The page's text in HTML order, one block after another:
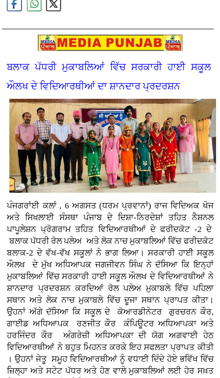
ਬਲਾਕ ਪੱਧਰੀ ਮੁਕਾਬਲਿਆਂ ਵਿੱਚ ਸਰਕਾਰੀ ਹਾਈ ਸਕੂਲ
ਔਲਖ ਦੇ ਵਿਦਿਆਰਥੀਆਂ ਦਾ ਸ਼ਾਨਦਾਰ ਪ੍ਰਦਰਸ਼ਨ
ਪੰਜਗਰਾਂਈ ਕਲਾਂ , 6 ਅਗਸਤ (ਧਰਮ ਪ੍ਰਵਾਨਾਂ) ਰਾਜ ਵਿਦਿਅਕ ਖੋਜ
ਅਤੇ ਸਿਖਲਾਈ ਸੰਸਥਾ ਪੰਜਾਬ ਦੇ ਦਿਸ਼ਾ-ਨਿਰਦੇਸ਼ਾਂ ਤਹਿਤ ਨੈਸ਼ਨਲ
ਪਾਪੂਲੇਸ਼ਨ ਪ੍ਰੋਗਰਾਮ ਤਹਿਤ ਵਿਦਿਆਰਥੀਆਂ ਦੇ ਫਰੀਦਕੋਟ -2 ਦੇ
ਬਲਾਕ ਪੱਧਰੀ ਰੋਲ ਪਲੇਅ ਅਤੇ ਲੋਕ ਨਾਚ ਮੁਕਾਬਲਿਆਂ ਵਿੱਚ ਫਰੀਦਕੋਟ
ਬਲਾਕ-2 ਦੇ ਵੱਖ-ਵੱਖ ਸਕੂਲਾਂ ਨੇ ਭਾਗ ਲਿਆ। ਸਰਕਾਰੀ ਹਾਈ ਸਕੂਲ
ਔਲਖ ਦੇ ਮੁੱਖ ਅਧਿਆਪਕ ਜਗਜੀਵਨ ਸਿੰਘ ਨੇ ਦੱਸਿਆ ਕਿ ਇਨ੍ਹਾਂ
ਮੁਕਾਬਲਿਆਂ ਵਿੱਚ ਸਰਕਾਰੀ ਹਾਈ ਸਕੂਲ ਔਲਖ ਦੇ ਵਿਦਿਆਰਥੀਆਂ ਨੇ
ਸ਼ਾਨਦਾਰ ਪ੍ਰਦਰਸ਼ਨ ਕਰਦਿਆਂ ਰੋਲ ਪਲੇਅ ਮੁਕਾਬਲੇ ਵਿੱਚ ਪਹਿਲਾ
ਸਥਾਨ ਅਤੇ ਲੋਕ ਨਾਚ ਮੁਕਾਬਲੇ ਵਿੱਚ ਦੂਜਾ ਸਥਾਨ ਪ੍ਰਾਪਤ ਕੀਤਾ।
ਉਹਨਾਂ ਅੱਗੇ ਦੱਸਿਆ ਕਿ ਸਕੂਲ ਦੇ ਕੋਆਰਡੀਨੇਟਰ ਗੁਰਚਰਨ ਕੌਰ,
ਗਾਈਡ ਅਧਿਆਪਕ ਰਣਜੀਤ ਕੌਰ ਕੰਪਿਊਟਰ ਅਧਿਆਪਕਾ ਅਤੇ
ਹਰਜਿੰਦਰ ਕੌਰ ਅੰਗਰੇਜ਼ੀ ਅਧਿਆਪਕਾ ਦੀ ਯੋਗ ਅਗਵਾਈ ਹੇਠ
ਵਿਦਿਆਰਥੀਆਂ ਨੇ ਬਹੁਤ ਮਿਹਨਤ ਕਰਕੇ ਇਹ ਸਫਲਤਾ ਪ੍ਰਾਪਤ ਕੀਤੀ
। ਉਹਨਾਂ ਜੇਤੂ ਸਮੂਹ ਵਿਦਿਆਰਥੀਆਂ ਨੂੰ ਵਧਾਈ ਦਿੰਦੇ ਹੋਏ ਭਵਿੱਖ ਵਿੱਚ
ਜ਼ਿਲ੍ਹਾ ਅਤੇ ਸਟੇਟ ਪੱਧਰ ਅਤੇ ਹੋਣ ਵਾਲੇ ਮੁਕਾਬਲਿਆਂ ਲਈ ਹੋਰ ਸਖ਼ਤ